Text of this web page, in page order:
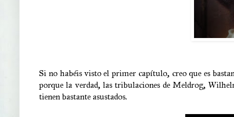
Si no habéis visto el primer capítulo, creo que es
porque la verdad, las tribulaciones de Meldrog,
tienen bastante asustados.